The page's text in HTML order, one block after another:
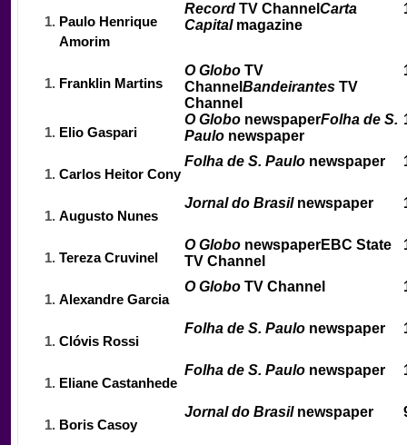
Paulo Henrique
Amorim
Record TV Channel Carta
Capitalmagazine
Franklin Martins
O Globo TV
Channel Bandeirantes TV
Channel
Elio Gaspari
O Globo newspaperFolha de S.
Paulo newspaper
Carlos Heitor Cony
Folha de S. Paulo newspaper
Augusto Nunes
Jornal do Brasilnewspaper
Tereza Cruvinel
O Globo newspaperEBC State
TV Channel
Alexandre Garcia
O Globo TV Channel
Clóvis Rossi
Folha de S. Paulo newspaper
Eliane Castanhede
Folha de S. Paulo newspaper
Boris Casoy
Jornal do Brasilnewspaper